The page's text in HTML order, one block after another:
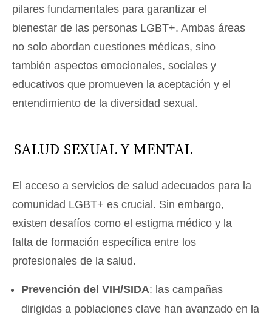
pilares fundamentales para garantizar el
bienestar de las personas LGBT+. Ambas áreas
no solo abordan cuestiones médicas, sino
también aspectos emocionales, sociales y
educativos que promueven la aceptación y el
entendimiento de la diversidad sexual.
SALUD SEXUAL Y MENTAL
El acceso a servicios de salud adecuados para la
comunidad LGBT+ es crucial. Sin embargo,
existen desafíos como el estigma médico y la
falta de formación específica entre los
profesionales de la salud.
Prevención del VIH/SIDA: las campañas
dirigidas a poblaciones clave han avanzado en la